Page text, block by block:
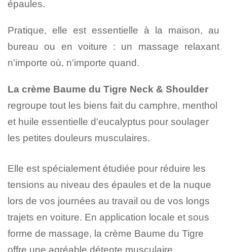
épaules.
Pratique, elle est essentielle à la maison, au
bureau ou en voiture : un massage relaxant
n'importe où, n'importe quand.
La crème Baume du Tigre Neck & Shoulder
regroupe tout les biens fait du camphre, menthol
et huile essentielle d'eucalyptus pour soulager
les petites douleurs musculaires.
Elle est spécialement étudiée pour réduire les
tensions au niveau des épaules et de la nuque
lors de vos journées au travail ou de vos longs
trajets en voiture. En application locale et sous
forme de massage, la crème Baume du Tigre
offre une agréable détente musculaire.